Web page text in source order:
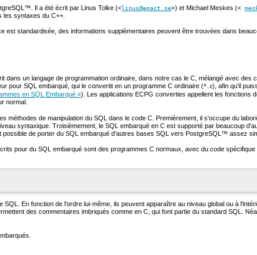
™. Il a été écrit par Linus Tolke (<linus@epact.se>) et Michael Meskes (<
les syntaxes du C++
est standardisée, des informations supplémentaires peuvent être trouvées dans
dans un langage de programmation ordinaire, dans notre cas le C, mélangé avec
pour SQL embarqué, qui le convertit en un programme C ordinaire (*.c), afin qu'il
en SQL Embarqué »). Les applications ECPG converties appellent les fonctions
normal.
méthodes de manipulation du SQL dans le code C. Premièrement, il s'occupe du
syntaxique. Troisièmement, le SQL embarqué en C est supporté par beaucoup
possible de porter du SQL embarqué d'autres bases SQL vers PostgreSQL ™ assez
pour du SQL embarqué sont des programmes C normaux, avec du code
En fonction de l'ordre lui-même, ils peuvent apparaître au niveau global ou à
des commentaires imbriqués comme en C, qui font partie du standard SQL.